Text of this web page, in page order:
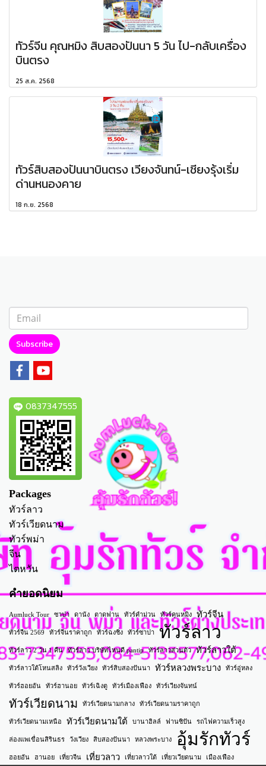
ทัวร์จีน คุณหมิง สิบสองปันนา 5 วัน ไป-กลับเครื่อง
บินตรง
25 ส.ค. 2568
ทัวร์สิบสองปันนาบินตรง เวียงจันทน์-เชียงรุ้งเริ่ม
ด่านหนองคาย
18 ก.ย. 2568
Subscribe
0837347555
Packages
ทัวร์ลาว
ทัวร์เวียดนาม
ทัวร์พม่า
จีน
ไตหวัน
คำยอดนิยม
Aumluck Tour ซาปา ดานัง ตาดฟาน ทัวร์คำม่วน ทัวร์คุนหมิง ทัวร์จีน
ทัวร์จีน 2569 ทัวร์จีนราคาถูก ทัวร์ฉงชิ่ง ทัวร์ซาปา ทัวร์ลาว
ทัวร์ลาว 2 วัน 1 คืน ทัวร์ลาว บริษัทไหนดี pantip ทัวร์ลาวส่วนตัว ทัวร์ลาวใต้
ทัวร์ลาวใต้โหนสลิง ทัวร์วังเวียง ทัวร์สิบสองปันนา ทัวร์หลวงพระบาง ทัวร์อู่หลง
ทัวร์ฮอยอัน ทัวร์ฮานอย ทัวร์เฉิงตู ทัวร์เมืองเฟือง ทัวร์เวียงจันทน์
ทัวร์เวียดนาม ทัวร์เวียดนามกลาง ทัวร์เวียดนามราคาถูก
ทัวร์เวียดนามเหนือ ทัวร์เวียดนามใต้ บานาฮิลล์ ฟานซิปัน รถไฟความเร็วสูง
ล่องแพเขื่อนสิรินธร วังเวียง สิบสองปันนา หลวงพระบาง อุ้มรักทัวร์
ฮอยอัน ฮานอย เที่ยวจีน เที่ยวลาว เที่ยวลาวใต้ เที่ยวเวียดนาม เมืองเฟือง